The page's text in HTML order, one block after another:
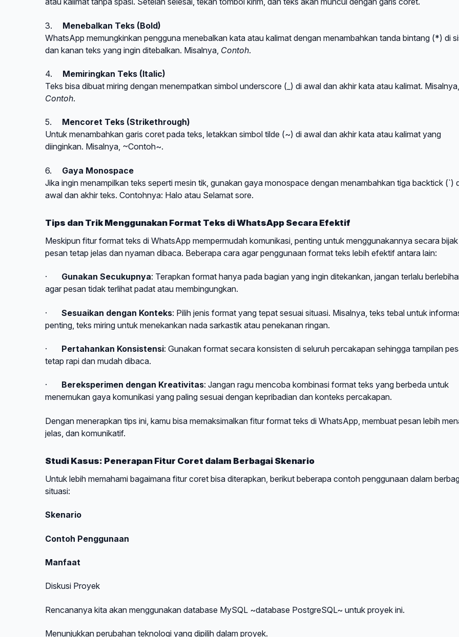
3. Menebalkan Teks (Bold)
WhatsApp memungkinkan pengguna menebalkan kata atau kalimat dengan menambahkan tanda bintang (*) di
dan kanan teks yang ingin ditebalkan. Misalnya, Contoh.
4. Memiringkan Teks (Italic)
Teks bisa dibuat miring dengan menempatkan simbol underscore (_) di awal dan akhir kata atau kalimat. Misalnya,
Contoh.
5. Mencoret Teks (Strikethrough)
Untuk menambahkan garis coret pada teks, letakkan simbol tilde (~) di awal dan akhir kata atau kalimat yang
diinginkan. Misalnya, ~Contoh~.
6. Gaya Monospace
Jika ingin menampilkan teks seperti mesin tik, gunakan gaya monospace dengan menambahkan tiga backtick (`)
awal dan akhir teks. Contohnya: Halo atau Selamat sore.
Tips dan Trik Menggunakan Format Teks di WhatsApp Secara Efektif
Meskipun fitur format teks di WhatsApp mempermudah komunikasi, penting untuk menggunakannya secara
pesan tetap jelas dan nyaman dibaca. Beberapa cara agar penggunaan format teks lebih efektif antara lain:
· Gunakan Secukupnya: Terapkan format hanya pada bagian yang ingin ditekankan, jangan terlalu
agar pesan tidak terlihat padat atau membingungkan.
· Sesuaikan dengan Konteks: Pilih jenis format yang tepat sesuai situasi. Misalnya, teks tebal untuk
penting, teks miring untuk menekankan nada sarkastik atau penekanan ringan.
· Pertahankan Konsistensi: Gunakan format secara konsisten di seluruh percakapan sehingga tampilan
tetap rapi dan mudah dibaca.
· Bereksperimen dengan Kreativitas: Jangan ragu mencoba kombinasi format teks yang berbeda untuk
menemukan gaya komunikasi yang paling sesuai dengan kepribadian dan konteks percakapan.
Dengan menerapkan tips ini, kamu bisa memaksimalkan fitur format teks di WhatsApp, membuat pesan lebih
jelas, dan komunikatif.
Studi Kasus: Penerapan Fitur Coret dalam Berbagai Skenario
Untuk lebih memahami bagaimana fitur coret bisa diterapkan, berikut beberapa contoh penggunaan dalam
situasi:
Skenario
Contoh Penggunaan
Manfaat
Diskusi Proyek
Rencananya kita akan menggunakan database MySQL ~database PostgreSQL~ untuk proyek ini.
Menunjukkan perubahan teknologi yang dipilih dalam proyek.